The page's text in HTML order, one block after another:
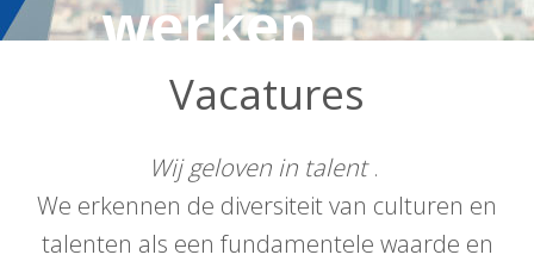
werken
Vacatures
Wij geloven in talent.
We erkennen de diversiteit van culturen en
talenten als een fundamentele waarde en